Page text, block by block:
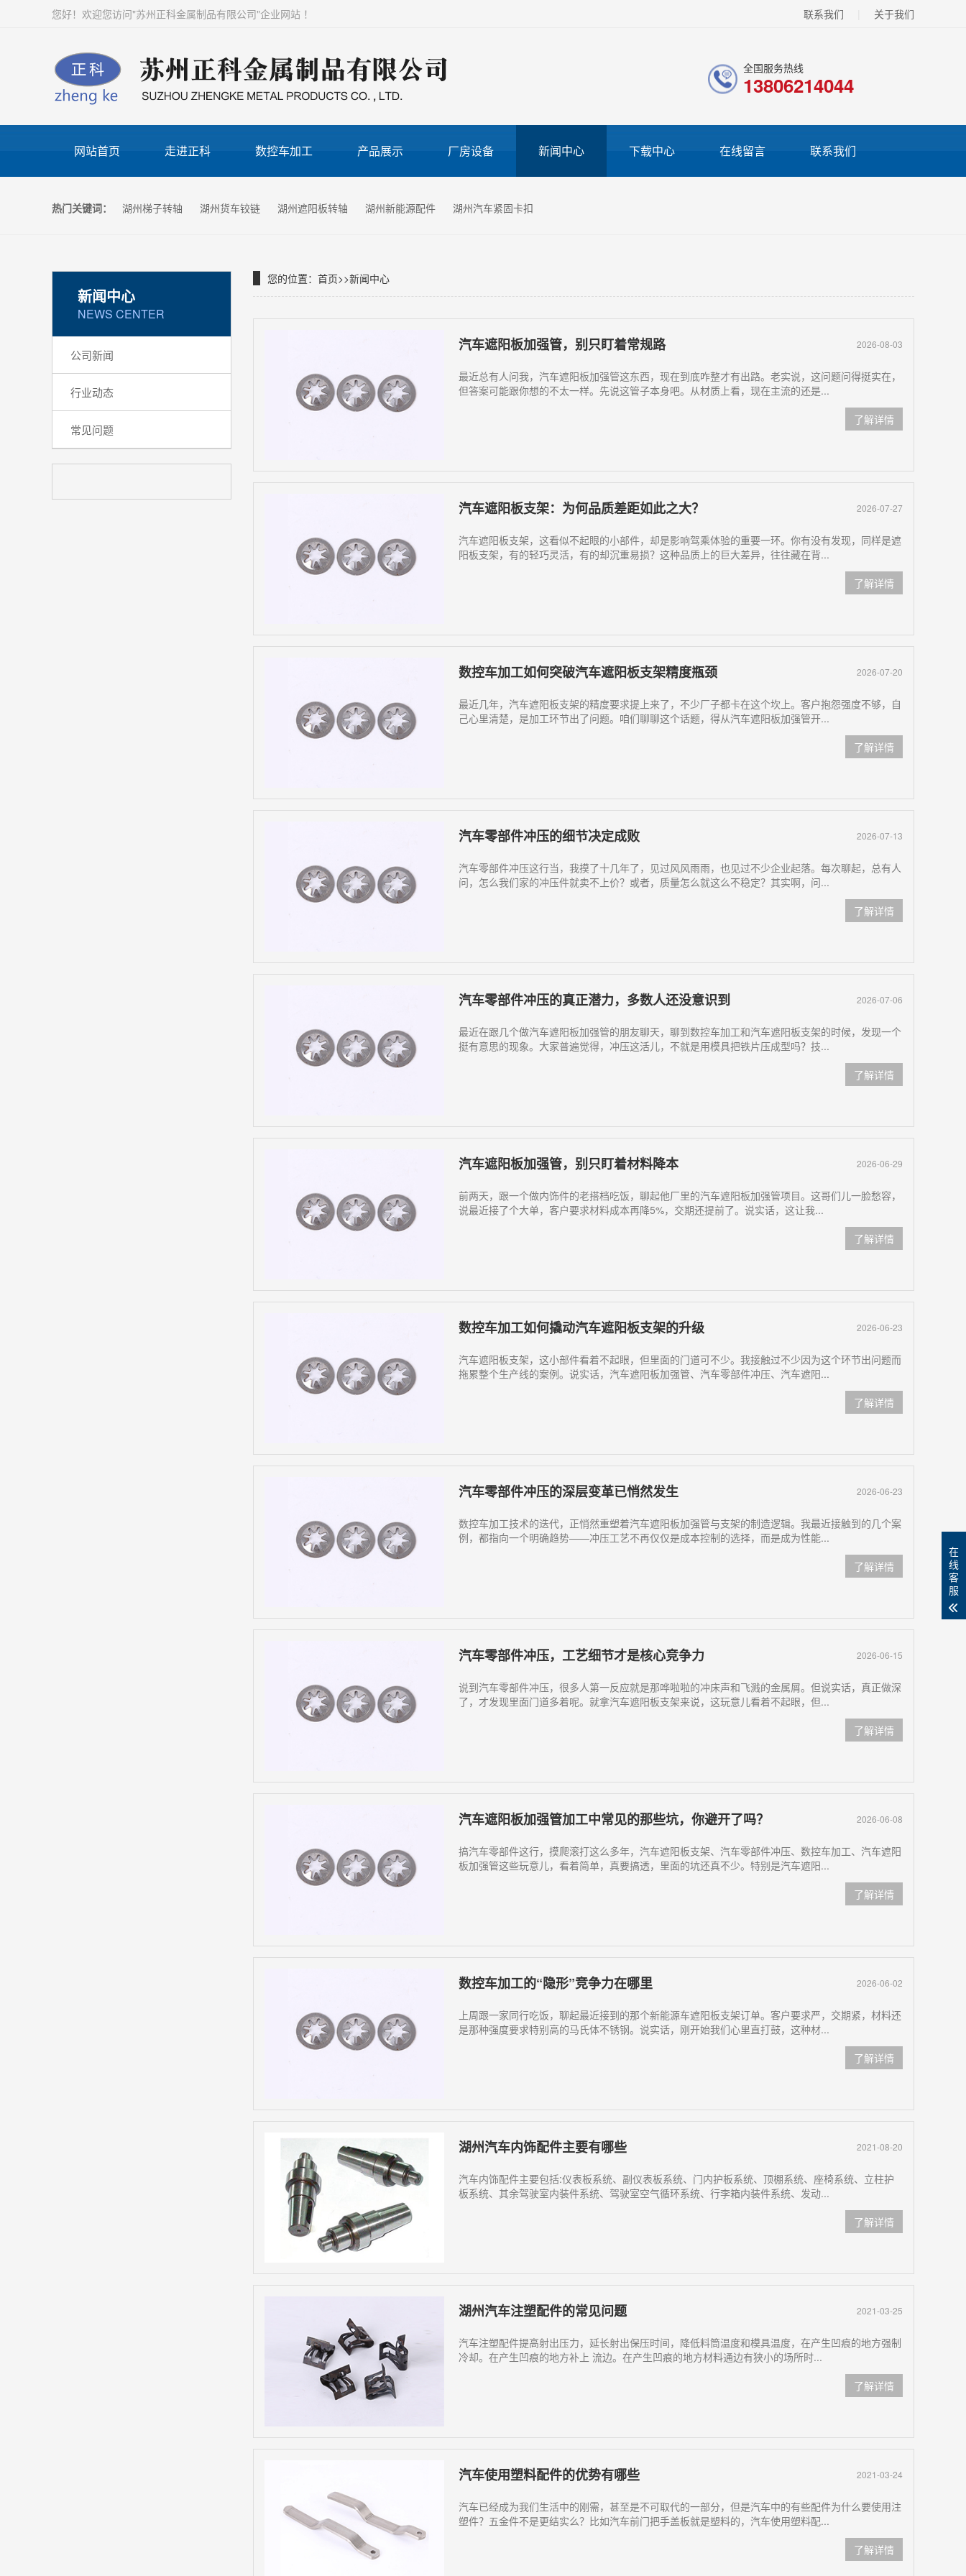
联系我们 关于我们
您好！欢迎您访问"苏州正科金属制品有限公司"企业网站 ！
全国服务热线
13806214044
网站首页 走进正科 数控车加工 产品展示 厂房设备 新闻中心 下载中心 在线留言 联系我们
热门关键词： 湖州梯子转轴 湖州货车铰链 湖州遮阳板转轴 湖州新能源配件 湖州汽车紧固卡扣
新闻中心
NEWS CENTER
公司新闻
行业动态
常见问题
您的位置： 首页>>新闻中心
2026-08-03
汽车遮阳板加强管，别只盯着常规路
最近总有人问我，汽车遮阳板加强管这东西，现在到底咋整才有出路。老实说，这问题问得挺实在，
但答案可能跟你想的不太一样。先说这管子本身吧。从材质上看，现在主流的还是...
了解详情
2026-07-27
汽车遮阳板支架：为何品质差距如此之大？
汽车遮阳板支架，这看似不起眼的小部件，却是影响驾乘体验的重要一环。你有没有发现，同样是遮
阳板支架，有的轻巧灵活，有的却沉重易损？这种品质上的巨大差异，往往藏在背...
了解详情
2026-07-20
数控车加工如何突破汽车遮阳板支架精度瓶颈
最近几年，汽车遮阳板支架的精度要求提上来了，不少厂子都卡在这个坎上。客户抱怨强度不够，自
己心里清楚，是加工环节出了问题。咱们聊聊这个话题，得从汽车遮阳板加强管开...
了解详情
2026-07-13
汽车零部件冲压的细节决定成败
汽车零部件冲压这行当，我摸了十几年了，见过风风雨雨，也见过不少企业起落。每次聊起，总有人
问，怎么我们家的冲压件就卖不上价？或者，质量怎么就这么不稳定？其实啊，问...
了解详情
2026-07-06
汽车零部件冲压的真正潜力，多数人还没意识到
最近在跟几个做汽车遮阳板加强管的朋友聊天，聊到数控车加工和汽车遮阳板支架的时候，发现一个
挺有意思的现象。大家普遍觉得，冲压这活儿，不就是用模具把铁片压成型吗？技...
了解详情
2026-06-29
汽车遮阳板加强管，别只盯着材料降本
前两天，跟一个做内饰件的老搭档吃饭，聊起他厂里的汽车遮阳板加强管项目。这哥们儿一脸愁容，
说最近接了个大单，客户要求材料成本再降5%，交期还提前了。说实话，这让我...
了解详情
2026-06-23
数控车加工如何撬动汽车遮阳板支架的升级
汽车遮阳板支架，这小部件看着不起眼，但里面的门道可不少。我接触过不少因为这个环节出问题而
拖累整个生产线的案例。说实话，汽车遮阳板加强管、汽车零部件冲压、汽车遮阳...
了解详情
2026-06-23
汽车零部件冲压的深层变革已悄然发生
数控车加工技术的迭代，正悄然重塑着汽车遮阳板加强管与支架的制造逻辑。我最近接触到的几个案
例，都指向一个明确趋势——冲压工艺不再仅仅是成本控制的选择，而是成为性能...
了解详情
2026-06-15
汽车零部件冲压，工艺细节才是核心竞争力
说到汽车零部件冲压，很多人第一反应就是那哗啦啦的冲床声和飞溅的金属屑。但说实话，真正做深
了，才发现里面门道多着呢。就拿汽车遮阳板支架来说，这玩意儿看着不起眼，但...
了解详情
2026-06-08
汽车遮阳板加强管加工中常见的那些坑，你避开了吗？
搞汽车零部件这行，摸爬滚打这么多年，汽车遮阳板支架、汽车零部件冲压、数控车加工、汽车遮阳
板加强管这些玩意儿，看着简单，真要搞透，里面的坑还真不少。特别是汽车遮阳...
了解详情
2026-06-02
数控车加工的“隐形”竞争力在哪里
上周跟一家同行吃饭，聊起最近接到的那个新能源车遮阳板支架订单。客户要求严，交期紧，材料还
是那种强度要求特别高的马氏体不锈钢。说实话，刚开始我们心里直打鼓，这种材...
了解详情
2021-08-20
湖州汽车内饰配件主要有哪些
汽车内饰配件主要包括:仪表板系统、副仪表板系统、门内护板系统、顶棚系统、座椅系统、立柱护
板系统、其余驾驶室内装件系统、驾驶室空气循环系统、行李箱内装件系统、发动...
了解详情
2021-03-25
湖州汽车注塑配件的常见问题
汽车注塑配件提高射出压力，延长射出保压时间，降低料筒温度和模具温度，在产生凹痕的地方强制
冷却。在产生凹痕的地方补上 流边。在产生凹痕的地方材料通边有狭小的场所时...
了解详情
2021-03-24
汽车使用塑料配件的优势有哪些
汽车已经成为我们生活中的刚需，甚至是不可取代的一部分，但是汽车中的有些配件为什么要使用注
塑件？五金件不是更结实么？比如汽车前门把手盖板就是塑料的，汽车使用塑料配...
了解详情
在
线
客
服